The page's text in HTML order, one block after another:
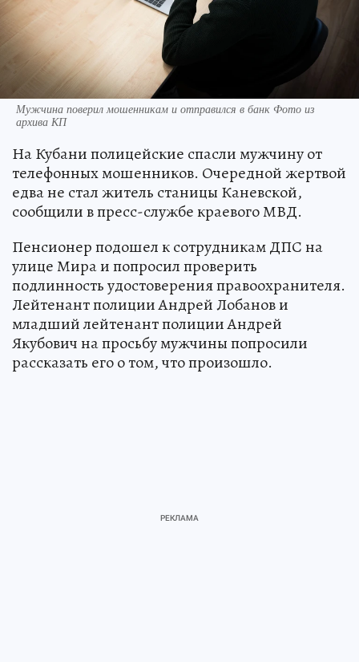
Мужчина поверил мошенникам и отправился в банк Фото из
архива КП
На Кубани полицейские спасли мужчину от
телефонных мошенников. Очередной жертвой
едва не стал житель станицы Каневской,
сообщили в пресс-службе краевого МВД.
Пенсионер подошел к сотрудникам ДПС на
улице Мира и попросил проверить
подлинность удостоверения правоохранителя.
Лейтенант полиции Андрей Лобанов и
младший лейтенант полиции Андрей
Якубович на просьбу мужчины попросили
рассказать его о том, что произошло.